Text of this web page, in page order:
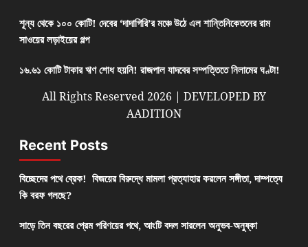
শূন্য থেকে ১০০ কোটি! দেবের ‘দাদাগিরি’র মঞ্চে উঠে এল শান্তিনিকেতনের রাম
সাওয়ের লড়াইয়ের গল্প
১৬.৬১ কোটি টাকার ঋণ শোধ হয়নি! রাজপাল যাদবের সম্পত্তিতে নিলামের ঘণ্টা!
All Rights Reserved 2026 | DEVELOPED BY
AADITION
Recent Posts
বিচ্ছেদের পথে ব্রেক! বিজয়ের বিরুদ্ধে মামলা প্রত্যাহার করলেন সঙ্গীতা, দাম্পত্যে
কি বরফ গলছে?
সাড়ে তিন বছরের প্রেম পরিণয়ের পথে, আংটি বদল সারলেন অনুভব-অনুষ্কা